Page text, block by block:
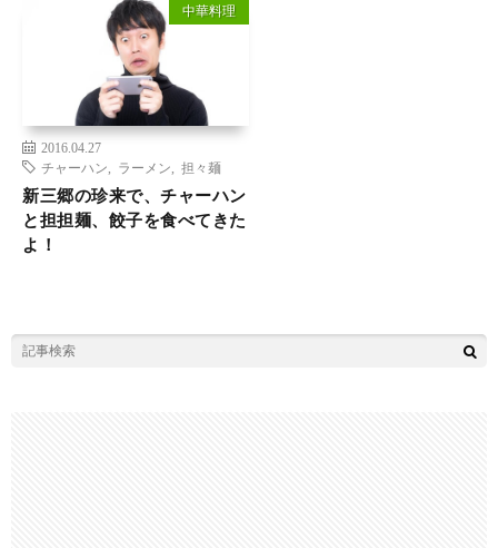
中華料理
2016.04.27
チャーハン
ラーメン 担々麺
新三郷の珍来で、チャーハン
と担担麺、餃子を食べてきた
よ！